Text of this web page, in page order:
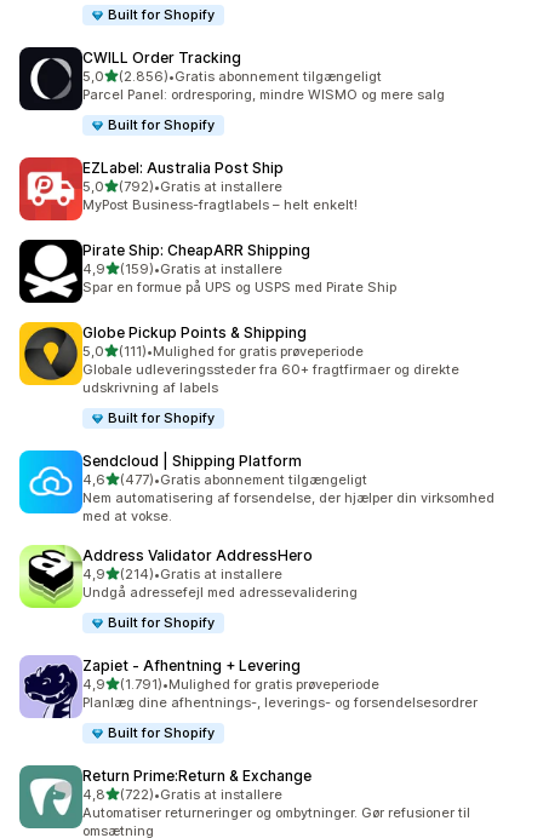
Built for Shopify
CWILL Order Tracking
5,0ud af 5 stjerner
(2.856)
2856 anmeldelser i alt
•Gratis abonnement tilgængeligt
Parcel Panel: ordresporing, mindre WISMO og mere salg
Built for Shopify
EZLabel: Australia Post Ship
5,0ud af 5 stjerner
(792)
792 anmeldelser i alt
•Gratis at installere
MyPost Business-fragtlabels – helt enkelt!
Pirate Ship: CheapARR Shipping
4,9ud af 5 stjerner
(159)
159 anmeldelser i alt
•Gratis at installere
Spar en formue på UPS og USPS med Pirate Ship
Globe Pickup Points & Shipping
5,0ud af 5 stjerner
(111)
111 anmeldelser i alt
•Mulighed for gratis prøveperiode
Globale udleveringssteder fra 60+ fragtfirmaer og direkte
udskrivning af labels
Built for Shopify
Sendcloud | Shipping Platform
4,6ud af 5 stjerner
(477)
477 anmeldelser i alt
•Gratis abonnement tilgængeligt
Nem automatisering af forsendelse, der hjælper din virksomhed
med at vokse.
Address Validator AddressHero
4,9ud af 5 stjerner
(214)
214 anmeldelser i alt
•Gratis at installere
Undgå adressefejl med adressevalidering
Built for Shopify
Zapiet ‑ Afhentning + Levering
4,9ud af 5 stjerner
(1.791)
1791 anmeldelser i alt
•Mulighed for gratis prøveperiode
Planlæg dine afhentnings-, leverings- og forsendelsesordrer
Built for Shopify
Return Prime:Return & Exchange
4,8ud af 5 stjerner
(722)
722 anmeldelser i alt
•Gratis at installere
Automatiser returneringer og ombytninger. Gør refusioner til
omsætning